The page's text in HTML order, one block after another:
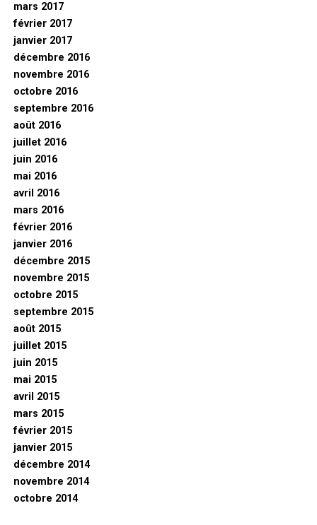
mars 2017
février 2017
janvier 2017
décembre 2016
novembre 2016
octobre 2016
septembre 2016
août 2016
juillet 2016
juin 2016
mai 2016
avril 2016
mars 2016
février 2016
janvier 2016
décembre 2015
novembre 2015
octobre 2015
septembre 2015
août 2015
juillet 2015
juin 2015
mai 2015
avril 2015
mars 2015
février 2015
janvier 2015
décembre 2014
novembre 2014
octobre 2014